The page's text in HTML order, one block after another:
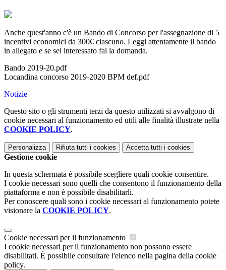
Anche quest'anno c'è un Bando di Concorso per l'assegnazione di 5
incentivi economici da 300€ ciascuno. Leggi attentamente il bando
in allegato e se sei interessato fai la domanda.
Bando 2019-20.pdf
Locandina concorso 2019-2020 BPM def.pdf
Notizie
Questo sito o gli strumenti terzi da questo utilizzati si avvalgono di
cookie necessari al funzionamento ed utili alle finalità illustrate nella
COOKIE POLICY.
Personalizza Rifiuta tutti i cookies Accetta tutti i cookies
Gestione cookie
In questa schermata è possibile scegliere quali cookie consentire.
I cookie necessari sono quelli che consentono il funzionamento della
piattaforma e non è possibile disabilitarli.
Per conoscere quali sono i cookie necessari al funzionamento potete
visionare la COOKIE POLICY.
Cookie necessari per il funzionamento
I cookie necessari per il funzionamento non possono essere
disabilitati. È possibile consultare l'elenco nella pagina della cookie
policy.